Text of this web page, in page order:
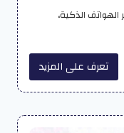
الذكية،
تعرف على المزيد